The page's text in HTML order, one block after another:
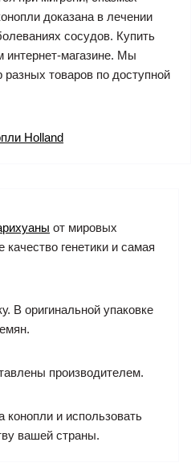
доказана в лечении
сосудов. Купить
интернет-магазине. Мы
товаров по доступной
Holland
от мировых
генетики и самая
В оригинальной упаковке
производителем.
и использовать
вашей страны.